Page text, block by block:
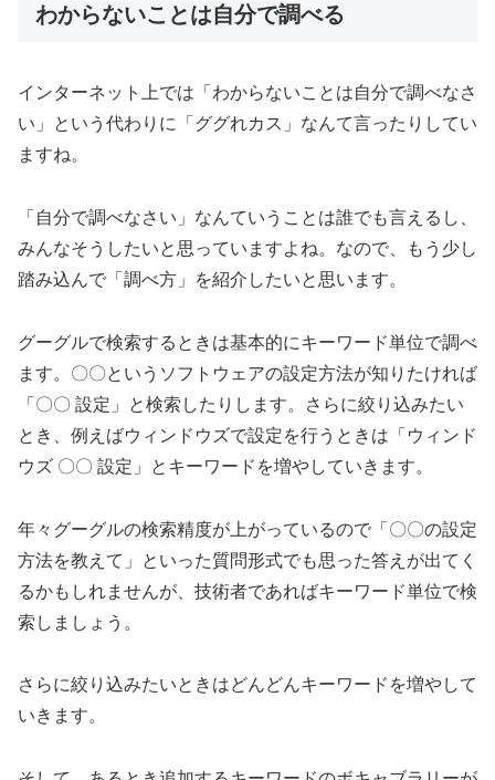
わからないことは自分で調べる
インターネット上では「わからないことは自分で調べなさ
い」という代わりに「ググれカス」なんて言ったりしてい
ますね。
「自分で調べなさい」なんていうことは誰でも言えるし、
みんなそうしたいと思っていますよね。なので、もう少し
踏み込んで「調べ方」を紹介したいと思います。
グーグルで検索するときは基本的にキーワード単位で調べ
ます。〇〇というソフトウェアの設定方法が知りたければ
「〇〇 設定」と検索したりします。さらに絞り込みたい
とき、例えばウィンドウズで設定を行うときは「ウィンド
ウズ 〇〇 設定」とキーワードを増やしていきます。
年々グーグルの検索精度が上がっているので「〇〇の設定
方法を教えて」といった質問形式でも思った答えが出てく
るかもしれませんが、技術者であればキーワード単位で検
索しましょう。
さらに絞り込みたいときはどんどんキーワードを増やして
いきます。